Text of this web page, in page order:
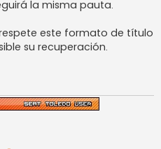
la misma pauta.
este formato de título
su recuperación.